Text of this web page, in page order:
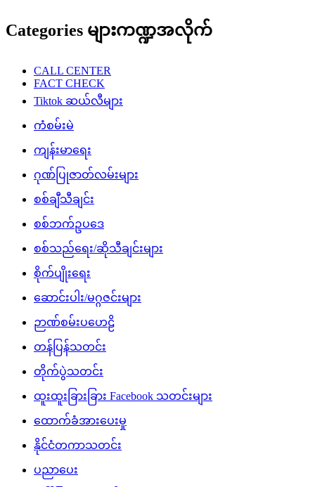
Categories များကဏ္ဍအလိုက်
CALL CENTER
FACT CHECK
Tiktok ဆယ်လီများ
ကံစမ်းမဲ
ကျန်းမာရေး
ဂုဏ်ပြုဇာတ်လမ်းများ
စစ်ချီသီချင်း
စစ်ဘက်ဥပဒေ
စစ်သည်ရေး/ဆိုသီချင်းများ
စိုက်ပျိုးရေး
ဆောင်းပါး/မဂ္ဂဇင်းများ
ဉာဏ်စမ်းပဟေဠိ
တန်ပြန်သတင်း
တိုက်ပွဲသတင်း
ထူးထူးခြားခြား Facebook သတင်းများ
ထောက်ခံအားပေးမှု
နိုင်ငံတကာသတင်း
ပညာပေး